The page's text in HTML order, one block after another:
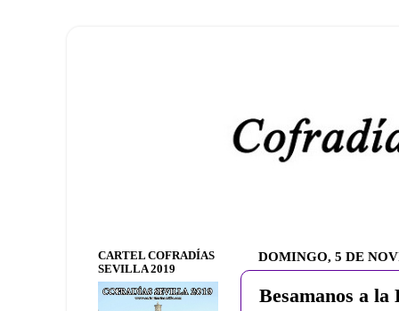
DOMINGO, 5 DE
Besamanos a
CARTEL COFRADÍAS
SEVILLA 2019